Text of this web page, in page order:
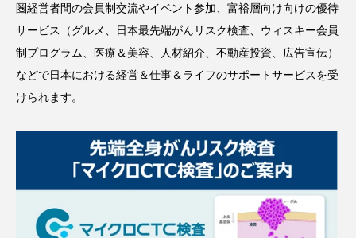
圏経営者間の会員制交流やイベント参加、富裕層向け向けの優待
サービス（グルメ、日本最先端がんリスク検査、ウィスキー会員
制プログラム、医療＆美容、人材紹介、不動産投資、広告宣伝）
などで日本における経営＆仕事＆ライフのサポートサービスを受
けられます。